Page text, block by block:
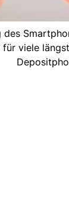
des
viele